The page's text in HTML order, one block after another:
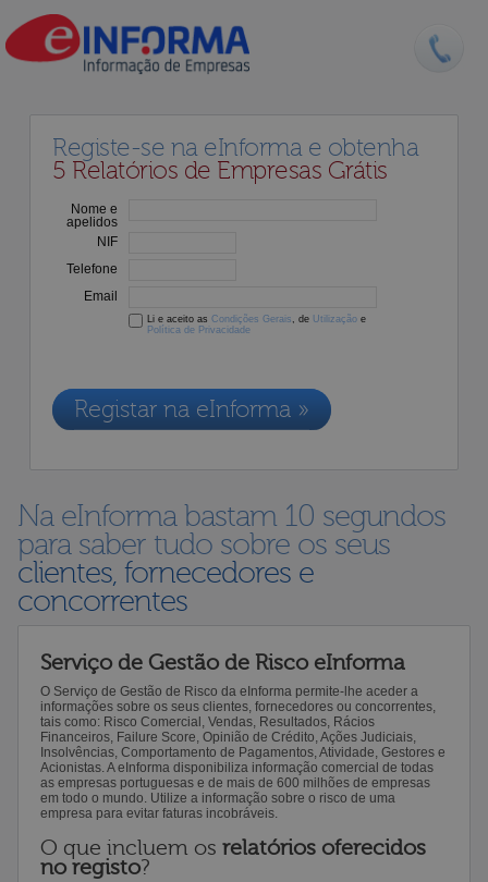
Registe-se na eInforma e obtenha
5 Relatórios de Empresas Grátis
Nome e
apelidos
NIF
Telefone
Email
Li e aceito as Condições Gerais , de Utilização e
Política de Privacidade
Registar na eInforma »
Na eInforma bastam 10 segundos
para saber tudo sobre os seus
clientes, fornecedores e
concorrentes
Serviço de Gestão de Risco eInforma
O Serviço de Gestão de Risco da eInforma permite-lhe aceder a
informações sobre os seus clientes, fornecedores ou concorrentes,
tais como: Risco Comercial, Vendas, Resultados, Rácios
Financeiros, Failure Score, Opinião de Crédito, Ações Judiciais,
Insolvências, Comportamento de Pagamentos, Atividade, Gestores e
Acionistas. A eInforma disponibiliza informação comercial de todas
as empresas portuguesas e de mais de 600 milhões de empresas
em todo o mundo. Utilize a informação sobre o risco de uma
empresa para evitar faturas incobráveis.
O que incluem os relatórios oferecidos
no registo?